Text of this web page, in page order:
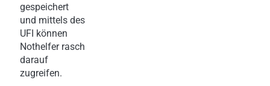
gespeichert
und mittels des
UFI können
Nothelfer rasch
darauf
zugreifen.